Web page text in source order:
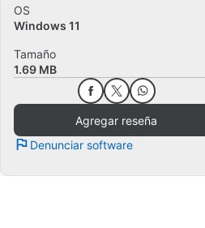
OS
Windows 11
Tamaño
1.69 MB
Agregar reseña
Denunciar software